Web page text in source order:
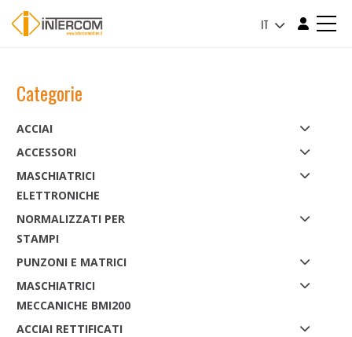
IT
Categorie
ACCIAI
ACCESSORI
MASCHIATRICI
ELETTRONICHE
NORMALIZZATI PER
STAMPI
PUNZONI E MATRICI
MASCHIATRICI
MECCANICHE BMI200
ACCIAI RETTIFICATI